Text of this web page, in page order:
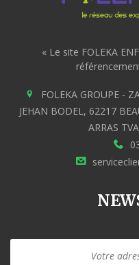
« Le site FOLEKA
FOLEKA GROUPE -
JEHAN BODEL, 62217
ARRAS